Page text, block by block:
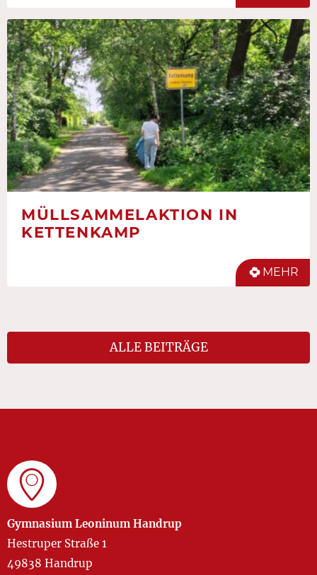
MÜLLSAMMELAKTION IN
KETTENKAMP
MEHR
ALLE BEITRÄGE
Gymnasium Leoninum Handrup
Hestruper Straße 1
49838 Handrup